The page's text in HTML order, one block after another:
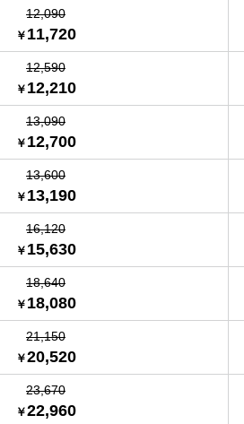
12,090
11,720
12,590
12,210
13,090
12,700
13,600
13,190
16,120
15,630
18,640
18,080
21,150
20,520
23,670
22,960